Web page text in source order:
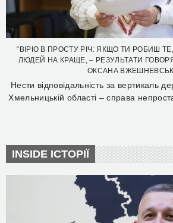
“ВІРЮ В ПРОСТУ РІЧ: ЯКЩО ТИ РОБИШ
ЛЮДЕЙ НА КРАЩЕ, – РЕЗУЛЬТАТИ
ОКСАНА
Нести відповідальність за вертикаль
Хмельницькій області – справа
INSIDE ІСТОРІЇ